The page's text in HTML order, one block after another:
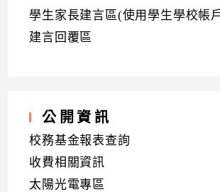
學生家長建言區(使用學生學校帳
建言回覆區
公開資訊
校務基金報表查詢
收費相關資訊
太陽光電專區